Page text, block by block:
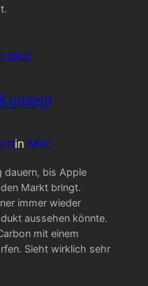
in Mac
dauern, bis Apple
Markt bringt.
immer wieder
aussehen könnte.
mit einem
Sieht wirklich sehr